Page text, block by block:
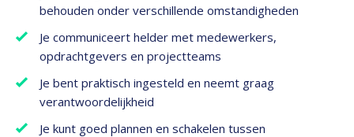
behouden onder verschillende omstandigheden
Je communiceert helder met medewerkers,
opdrachtgevers en projectteams
Je bent praktisch ingesteld en neemt graag
verantwoordelijkheid
Je kunt goed plannen en schakelen tussen